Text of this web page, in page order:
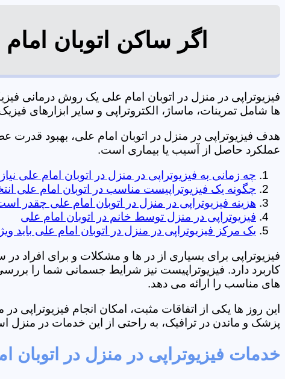
اگر ساکن اتوبان
فیزیوتراپی در منزل در اتوبان امام علی یک روش
ها شامل تمرینات، ماساژ، الکتروتراپی و سایر ابزارهای فیزیک درمانی می شود.
هدف فیزیوتراپی در منزل در اتوبان امام علی، بهبود
عملکرد حاصل از آسیب یا بیماری است.
چه زمانی به فیزیوتراپی در منزل در اتوبان امام علی
چگونه یک فیزیوتراپیست مناسب در اتوبان امام علی
هزینه فیزیوتراپی در منزل در اتوبان امام علی چقدر
فیزیوتراپی در منزل توسط خانم در اتوبان امام علی
یک مرکز فیزیوتراپی در منزل در اتوبان امام علی باید
فیزیوتراپی برای بسیاری از در ها و مشکلات و برای افراد
کاربرد دارد. فیزیوتراپیست نیز شرایط جسمانی شما را
های مناسب را ارائه می دهد.
این روز ها یکی از اتفاقات مثبت، امکان انجام
پزشک و ماندن در ترافیک، به راحتی از این خدمات در منزل
خدمات فیزیوتراپی در منزل در اتوبان